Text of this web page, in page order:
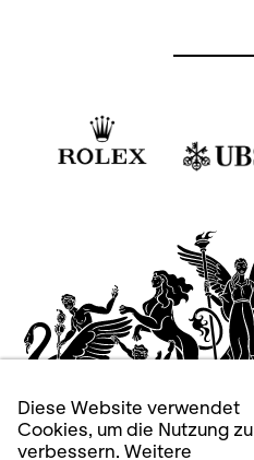
Diese Website verwendet
Cookies, um die Nutzung zu
verbessern. Weitere